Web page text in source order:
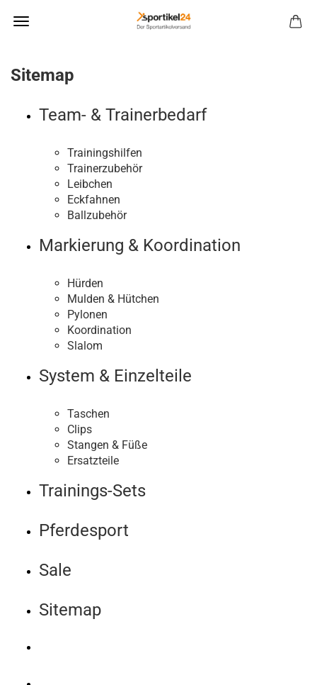
Sitemap
Team- & Trainerbedarf
Trainingshilfen
Trainerzubehör
Leibchen
Eckfahnen
Ballzubehör
Markierung & Koordination
Hürden
Mulden & Hütchen
Pylonen
Koordination
Slalom
System & Einzelteile
Taschen
Clips
Stangen & Füße
Ersatzteile
Trainings-Sets
Pferdesport
Sale
Sitemap